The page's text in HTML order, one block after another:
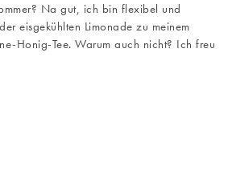
Na gut, ich bin flexibel und
eisgekühlten Limonade zu meinem
Honig-Tee. Warum auch nicht? Ich freu